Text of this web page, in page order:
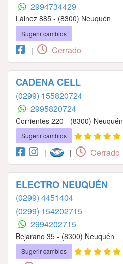
2994734429
Láinez 885 - (8300) Neuquén
Sugerir cambios
| Cerrado
CADENA CELL
(0299) 155820724
2995820724
Corrientes 220 - (8300) Neuquén
Sugerir cambios
| | Cerrado
ELECTRO NEUQUÉN
(0299) 4451404
(0299) 154202715
2994202715
Bejarano 35 - (8300) Neuquén
Sugerir cambios